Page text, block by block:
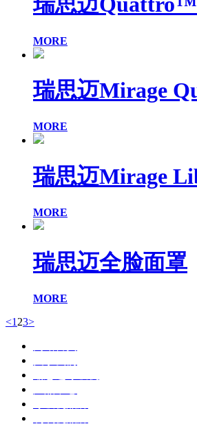
MORE
瑞思迈Mirage
MORE
瑞思迈Mirage
MORE
瑞思迈全脸面罩
MORE
<1 23>